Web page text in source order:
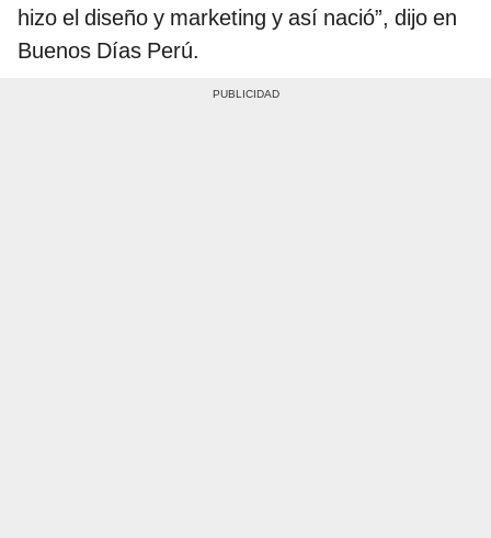
hizo el diseño y marketing y así nació”, dijo en
Buenos Días Perú.